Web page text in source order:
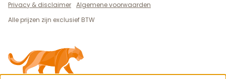
Privacy & disclaimer Algemene voorwaarden
Alle prijzen zijn exclusief BTW